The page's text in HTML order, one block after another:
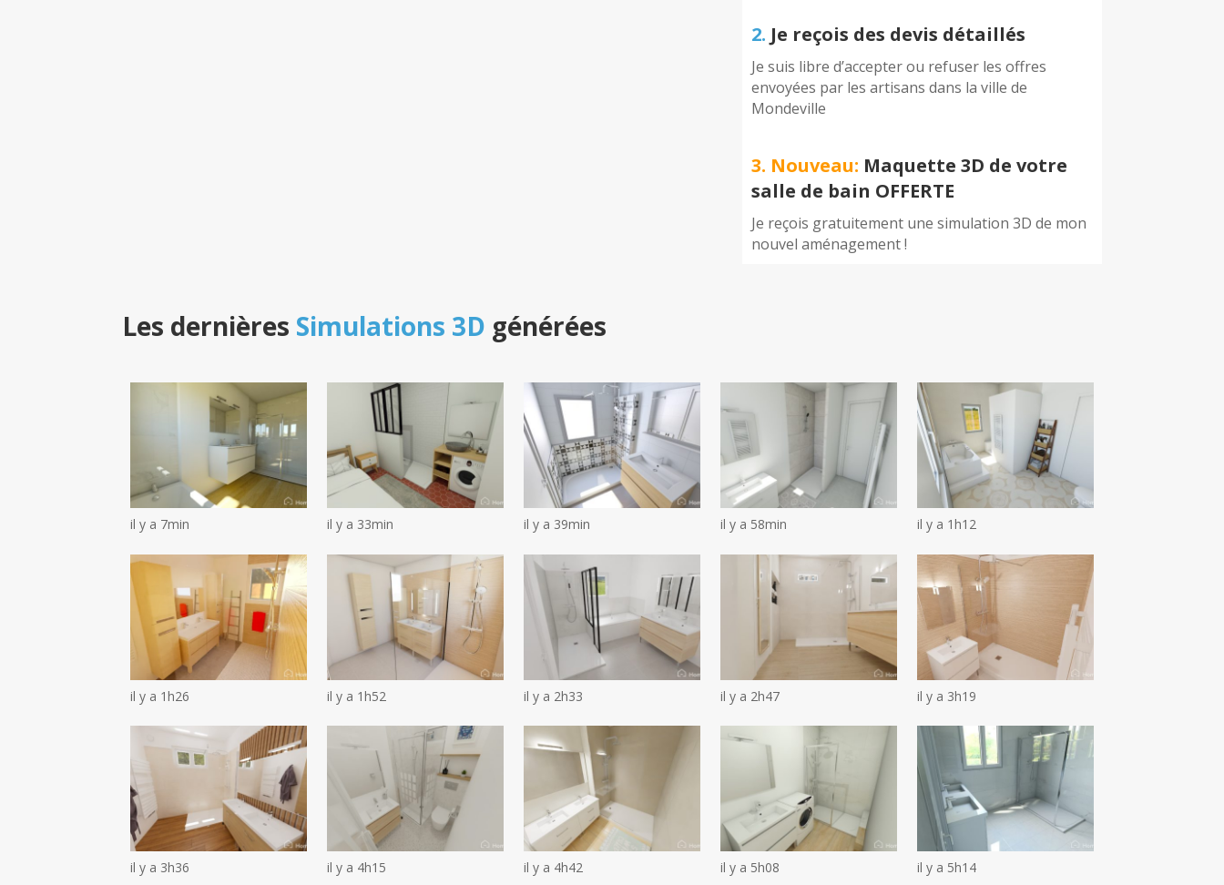
2. Je reçois des devis détaillés
Je suis libre d’accepter ou refuser les offres
envoyées par les artisans dans la ville de
Mondeville
3. Nouveau: Maquette 3D de votre
salle de bain OFFERTE
Je reçois gratuitement une simulation 3D de mon
nouvel aménagement !
Les dernières Simulations 3D générées
il y a 7min il y a 33min il y a 39min il y a 58min il y a 1h12
il y a 1h26 il y a 1h52 il y a 2h33 il y a 2h47 il y a 3h19
il y a 3h36 il y a 4h15 il y a 4h42 il y a 5h08 il y a 5h14